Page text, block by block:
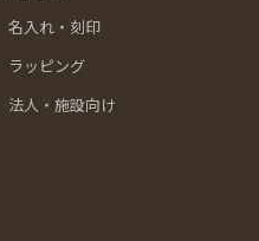
名入れ・刻印
ラッピング
法人・施設向け